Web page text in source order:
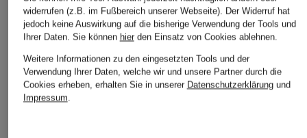
Weitere Kategorien
widerrufen (z.B. im Fußbereich unserer Webseite). Der Widerruf hat
jedoch keine Auswirkung auf die bisherige Verwendung der Tools und
Ihrer Daten. Sie können hierden Einsatz von Cookies ablehnen.
Weitere Informationen zu den eingesetzten Tools und der
Verwendung Ihrer Daten, welche wir und unsere Partner durch die
Cookies erheben, erhalten Sie in unserer Datenschutzerklärungund
Impressum.